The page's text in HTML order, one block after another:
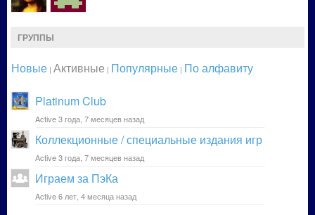
ГРУППЫ
Новые | Активные | Популярные | По алфавиту
Platinum Club
Active 3 года, 7 месяцев назад
Коллекционные / специальные издания игр
Active 3 года, 7 месяцев назад
Играем за ПэКа
Active 6 лет, 4 месяца назад